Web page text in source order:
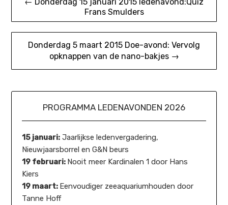
← Donderdag 15 januari 2015 ledenavond:Quiz
Frans Smulders
Donderdag 5 maart 2015 Doe-avond: Vervolg
opknappen van de nano-bakjes →
PROGRAMMA LEDENAVONDEN 2026
15 januari: Jaarlijkse ledenvergadering,
Nieuwjaarsborrel en G&N beurs
19 februari: Nooit meer Kardinalen 1 door Hans
Kiers
19 maart: Eenvoudiger zeeaquariumhouden door
Tanne Hoff